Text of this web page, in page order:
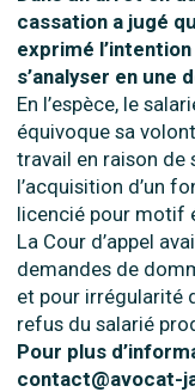
cassation a jugé
exprimé
s’analyser en une
En l’espèce, le
équivoque sa
travail en raison de
l’acquisition d’un
licencié pour motif
La Cour d’appel
demandes de
et pour irrégularité
refus du salarié
Pour plus
contact@avocat-